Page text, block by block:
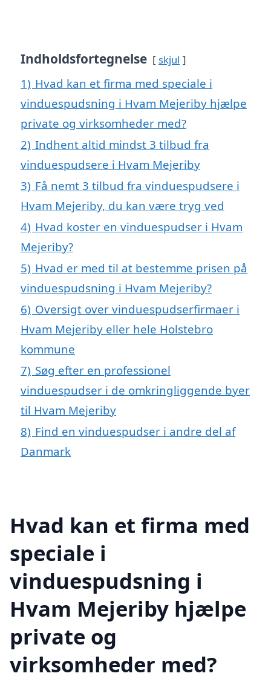
Indholdsfortegnelse skjul
1) Hvad kan et firma med speciale i
vinduespudsning i Hvam Mejeriby hjælpe
private og virksomheder med?
2) Indhent altid mindst 3 tilbud fra
vinduespudsere i Hvam Mejeriby
3) Få nemt 3 tilbud fra vinduespudsere i
Hvam Mejeriby, du kan være tryg ved
4) Hvad koster en vinduespudser i Hvam
Mejeriby?
5) Hvad er med til at bestemme prisen på
vinduespudsning i Hvam Mejeriby?
6) Oversigt over vinduespudserfirmaer i
Hvam Mejeriby eller hele Holstebro
kommune
7) Søg efter en professionel
vinduespudser i de omkringliggende byer
til Hvam Mejeriby
8) Find en vinduespudser i andre del af
Danmark
Hvad kan et firma med
speciale i
vinduespudsning i
Hvam Mejeriby hjælpe
private og
virksomheder med?